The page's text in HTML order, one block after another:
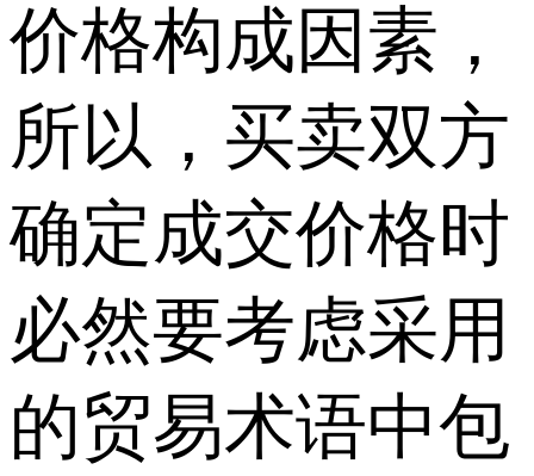
价格构成因素，
所以，买卖双方
确定成交价格时
必然要考虑采用
的贸易术语中包